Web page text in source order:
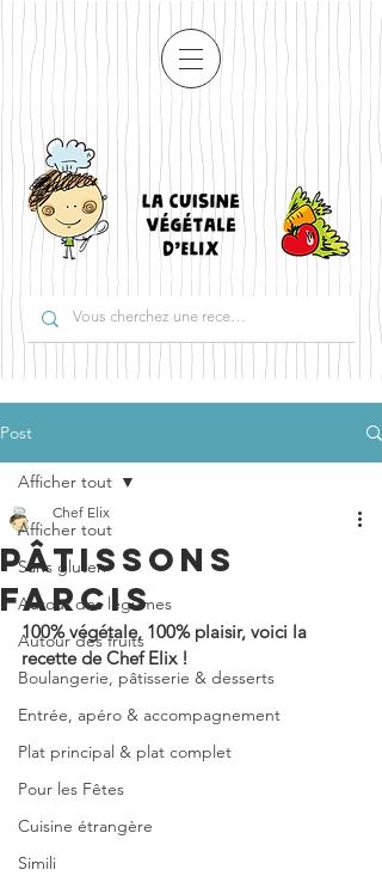
Post
Afficher tout
Sans gluten
Autour des légumes
Autour des fruits
Boulangerie, pâtisserie & desserts
Entrée, apéro & accompagnement
Plat principal & plat complet
Pour les Fêtes
Cuisine étrangère
Simili
Afficher tout
PÂTISSONS
FARCIS
Chef Elix
100% végétale, 100% plaisir, voici la
recette de Chef Elix !